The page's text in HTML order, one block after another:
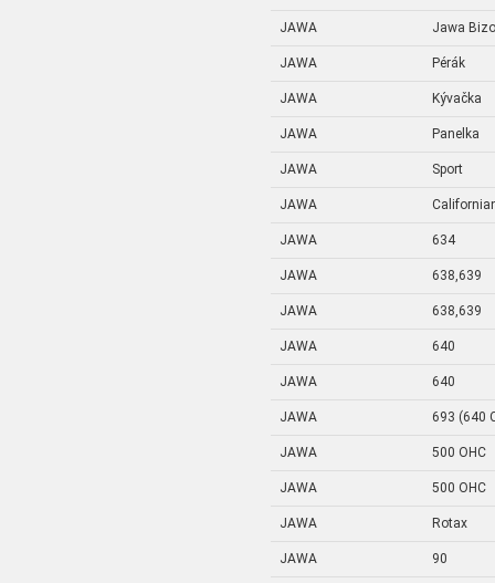
JAWA Jawa
JAWA Pérák
JAWA Kývačka
JAWA Panelka
JAWA Sport
JAWA
JAWA 634
JAWA 638,639
JAWA 638,639
JAWA 640
JAWA 640
JAWA 693 (640
JAWA 500 OHC
JAWA 500 OHC
JAWA Rotax
JAWA 90